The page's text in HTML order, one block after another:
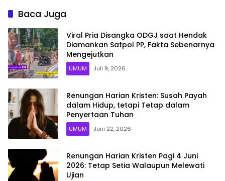
Baca Juga
Viral Pria Disangka ODGJ saat Hendak
Diamankan Satpol PP, Fakta Sebenarnya
Mengejutkan
UMUM Juli 9, 2026
Renungan Harian Kristen: Susah Payah
dalam Hidup, tetapi Tetap dalam
Penyertaan Tuhan
UMUM Juni 22, 2026
Renungan Harian Kristen Pagi 4 Juni
2026: Tetap Setia Walaupun Melewati
Ujian